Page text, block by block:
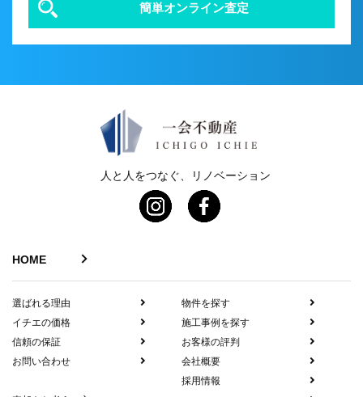
簡単オンライン査定
人と人をつなぐ、リノベーション
HOME
選ばれる理由
イチエの価格
信頼の保証
お問い合わせ
物件を探す
施工事例を探す
お客様の評判
会社概要
採用情報